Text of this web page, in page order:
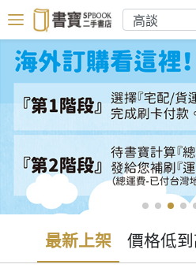
最新上架 價格低